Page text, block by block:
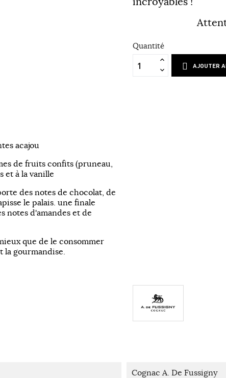
Quantité
AJOUTER
acajou
de fruits confits (pruneau,
et à la vanille
des notes de chocolat, de
le palais. une finale
notes d'amandes et de
que de le consommer
gourmandise.
Cognac A. De Fussigny